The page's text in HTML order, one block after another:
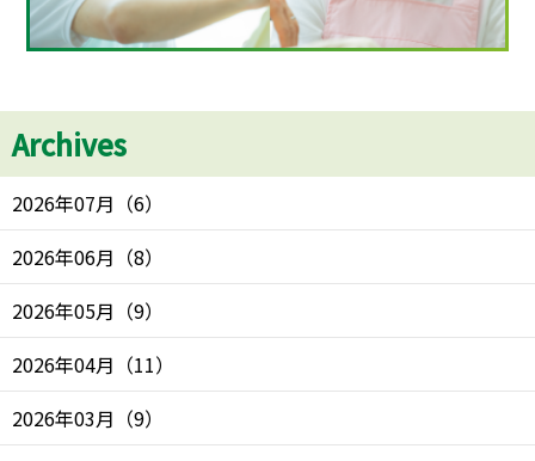
Archives
2026年07月 （6）
2026年06月 （8）
2026年05月 （9）
2026年04月 （11）
2026年03月 （9）